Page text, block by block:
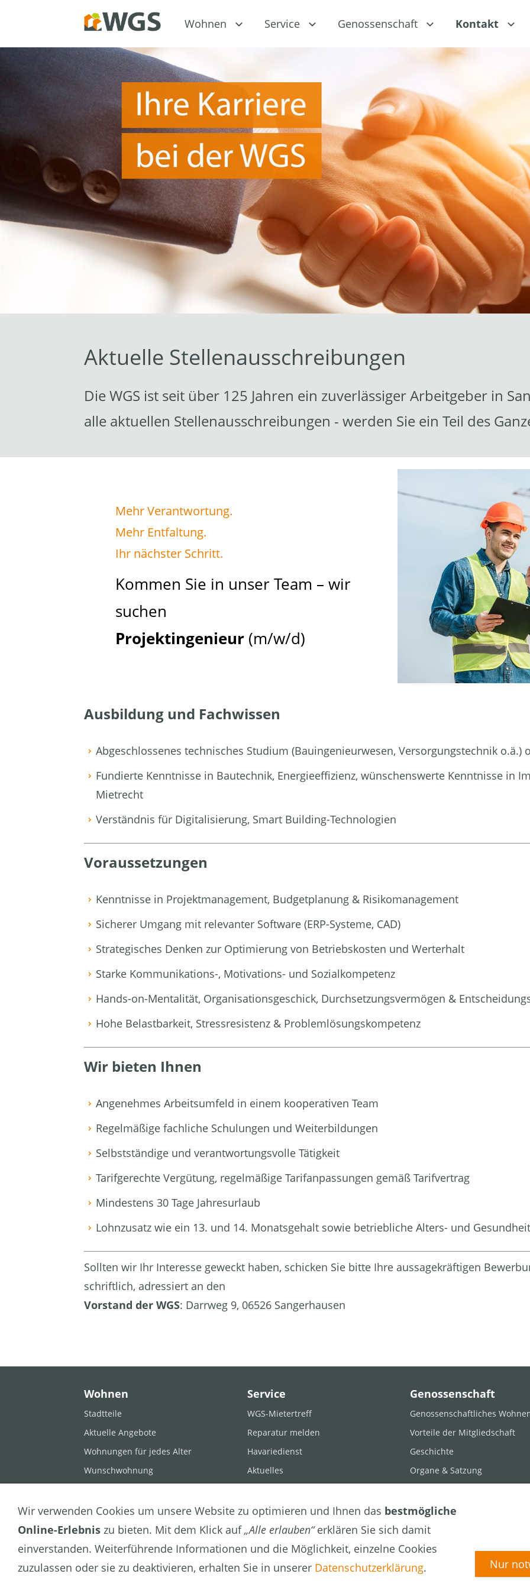
Wohnen Service Genossenschaft Kontakt
Aktuelle Stellenausschreibungen
Die WGS ist seit über 125 Jahren ein zuverlässiger Arbeitgeber in
alle aktuellen Stellenausschreibungen - werden Sie ein Teil des
Mehr Verantwortung.
Mehr Entfaltung.
Ihr nächster Schritt.
Kommen Sie in unser Team – wir
suchen
Projektingenieur (m/w/d)
Ausbildung und Fachwissen
Abgeschlossenes technisches Studium (Bauingenieurwesen, Versorgungstechnik
Fundierte Kenntnisse in Bautechnik, Energieeffizienz, wünschenswerte Kenntnisse in
Mietrecht
Verständnis für Digitalisierung, Smart Building-Technologien
Voraussetzungen
Kenntnisse in Projektmanagement, Budgetplanung & Risikomanagement
Sicherer Umgang mit relevanter Software (ERP-Systeme, CAD)
Strategisches Denken zur Optimierung von Betriebskosten und Werterhalt
Starke Kommunikations-, Motivations- und Sozialkompetenz
Hands-on-Mentalität, Organisationsgeschick, Durchsetzungsvermögen &
Hohe Belastbarkeit, Stressresistenz & Problemlösungskompetenz
Wir bieten Ihnen
Angenehmes Arbeitsumfeld in einem kooperativen Team
Regelmäßige fachliche Schulungen und Weiterbildungen
Selbstständige und verantwortungsvolle Tätigkeit
Tarifgerechte Vergütung, regelmäßige Tarifanpassungen gemäß Tarifvertrag
Mindestens 30 Tage Jahresurlaub
Lohnzusatz wie ein 13. und 14. Monatsgehalt sowie betriebliche Alters- und
Sollten wir Ihr Interesse geweckt haben, schicken Sie bitte Ihre aussagekräftigen
schriftlich, adressiert an den
Vorstand der WGS: Darrweg 9, 06526 Sangerhausen
Wohnen
Stadtteile
Aktuelle Angebote
Wohnungen für jedes Alter
Wunschwohnung
Gästewohnungen
Monteurwohnung
Service
WGS-Mietertreff
Reparatur melden
Havariedienst
Aktuelles
Genossenschaft
Genossenschaftliches
Vorteile der Mitgliedschaft
Geschichte
Organe & Satzung
© Wohnungsbaugenossenschaft Sangerhausen e.G.
Impressum | Datenschutz
Wir verwenden Cookies um unsere Website zu optimieren und Ihnen das bestmögliche
Online-Erlebnis zu bieten. Mit dem Klick auf„Alle erlauben“erklären Sie sich damit
einverstanden. Weiterführende Informationen und die Möglichkeit, einzelne Cookies
zuzulassen oder sie zu deaktivieren, erhalten Sie in unserer Datenschutzerklärung. Nur